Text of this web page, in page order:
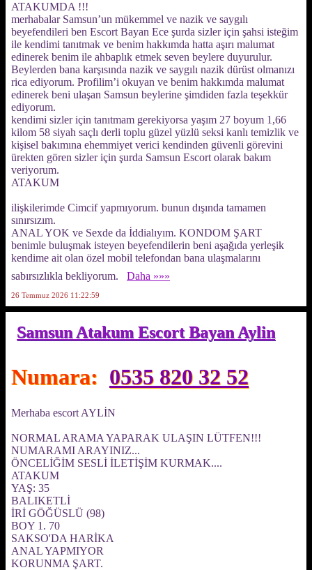
ATAKUMDA !!!
merhabalar Samsun’un mükemmel ve nazik ve saygılı
beyefendileri ben Escort Bayan Ece şurda sizler için şahsi isteğim
ile kendimi tanıtmak ve benim hakkımda hatta aşırı malumat
edinerek benim ile ahbaplık etmek seven beylere duyurulur.
Beylerden bana karşısında nazik ve saygılı nazik dürüst olmanızı
rica ediyorum. Profilim’i okuyan ve benim hakkımda malumat
edinerek beni ulaşan Samsun beylerine şimdiden fazla teşekkür
ediyorum.
kendimi sizler için tanıtmam gerekiyorsa yaşım 27 boyum 1,66
kilom 58 siyah saçlı derli toplu güzel yüzlü seksi kanlı temizlik ve
kişisel bakımına ehemmiyet verici kendinden güvenli görevini
ürekten gören sizler için şurda Samsun Escort olarak bakım
veriyorum.
ATAKUM
ilişkilerimde Cimcif yapmıyorum. bunun dışında tamamen
sınırsızım.
ANAL YOK ve Sexde da İddialıyım. KONDOM ŞART
benimle buluşmak isteyen beyefendilerin beni aşağıda yerleşik
kendime ait olan özel mobil telefondan bana ulaşmalarını
sabırsızlıkla bekliyorum.
Daha »»»
26 Temmuz 2026 11:22:59
Samsun Atakum Escort Bayan Aylin
Numara: 0535 820 32 52
Merhaba escort AYLİN
NORMAL ARAMA YAPARAK ULAŞIN LÜTFEN!!!
NUMARAMI ARAYINIZ...
ÖNCELİĞİM SESLİ İLETİŞİM KURMAK....
ATAKUM
YAŞ: 35
BALIKETLİ
İRİ GÖĞÜSLÜ (98)
BOY 1. 70
SAKSO'DA HARİKA
ANAL YAPMIYOR
KORUNMA ŞART.